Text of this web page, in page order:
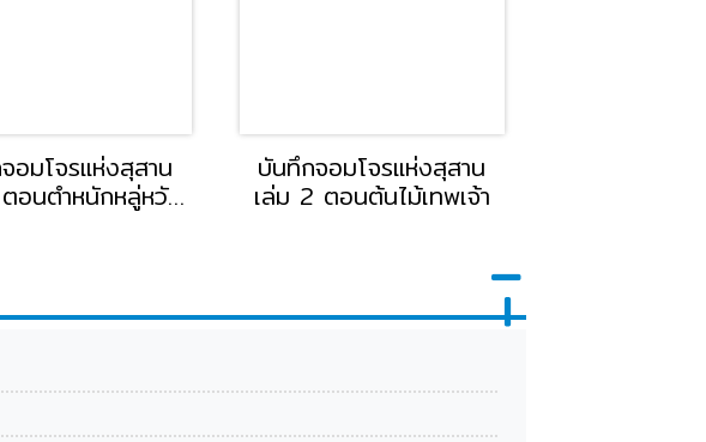
อมโจรแห่งสุสาน
อนตำหนักหลู่หวัง
บันทึกจอมโจรแห่งสุสาน
เล่ม 2 ตอนต้นไม้เทพเจ้า